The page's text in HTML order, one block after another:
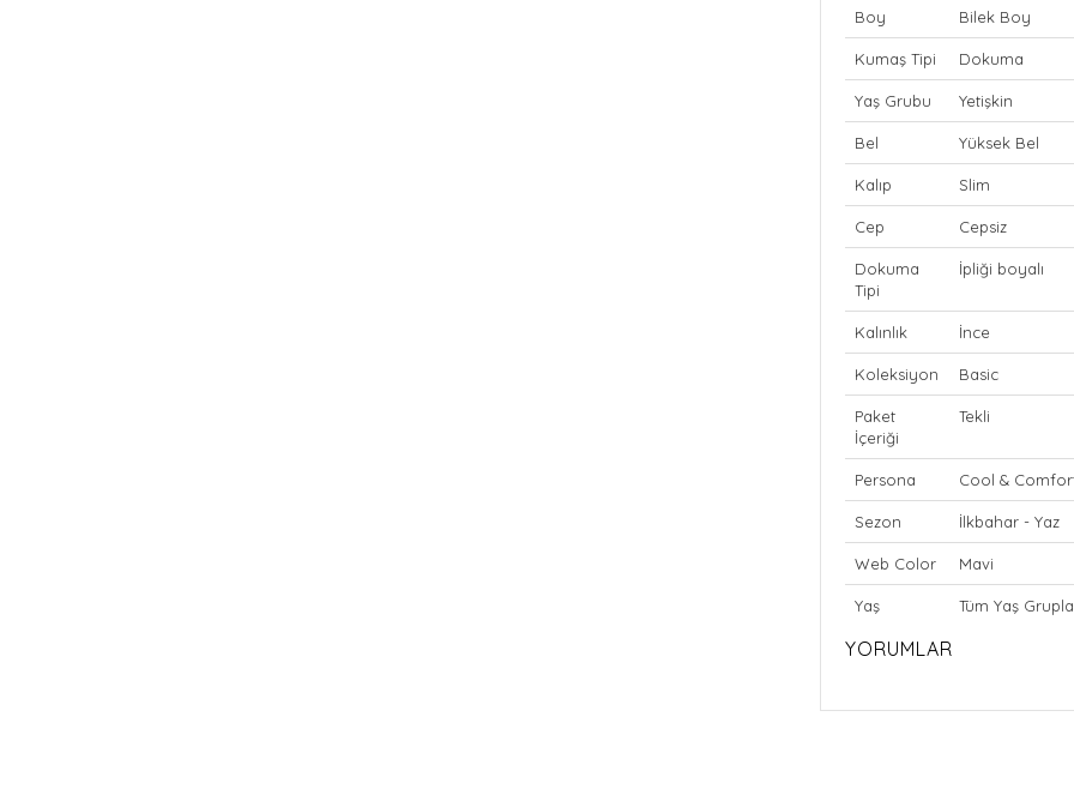
Boy Bilek Boy
Kumaş Tipi Dokuma
Yaş Grubu Yetişkin
Bel Yüksek Bel
Kalıp Slim
Cep Cepsiz
Dokuma
Tipi
İpliği boyalı
Kalınlık İnce
Koleksiyon Basic
Paket
İçeriği
Tekli
Persona Cool &
Sezon İlkbahar - Yaz
Web Color Mavi
Yaş Tüm Yaş
YORUMLAR